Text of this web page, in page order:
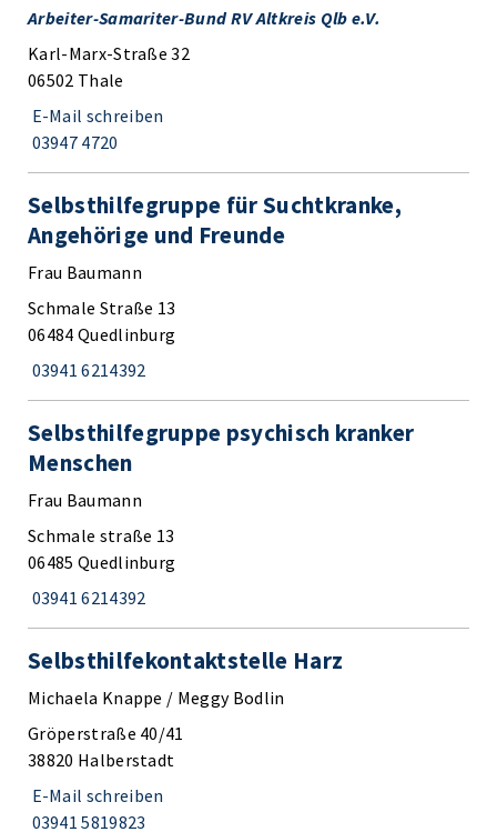
Arbeiter-Samariter-Bund RV Altkreis Qlb e.V.
Karl-Marx-Straße 32
06502 Thale
E-Mail schreiben
03947 4720
Selbsthilfegruppe für Suchtkranke,
Angehörige und Freunde
Frau Baumann
Schmale Straße 13
06484 Quedlinburg
03941 6214392
Selbsthilfegruppe psychisch kranker
Menschen
Frau Baumann
Schmale straße 13
06485 Quedlinburg
03941 6214392
Selbsthilfekontaktstelle Harz
Michaela Knappe / Meggy Bodlin
Gröperstraße 40/41
38820 Halberstadt
E-Mail schreiben
03941 5819823